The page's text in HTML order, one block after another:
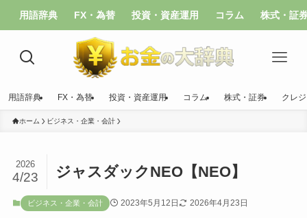
用語辞典 FX・為替 投資・資産運用 コラム 株式・証
用語辞典 FX・為替 投資・資産運用 コラム 株式・証券 クレ
ホーム ビジネス・企業・会計
ジャスダックNEO【NEO】
2026
4/23
ビジネス・企業・会計 2023年5月12日 2026年4月23日